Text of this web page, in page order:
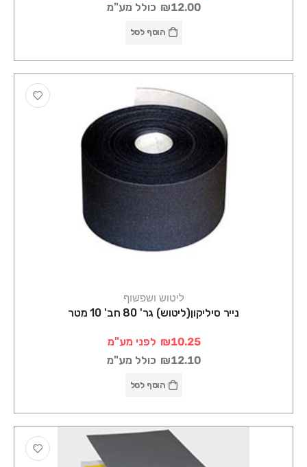
₪12.00 כולל מע"מ
הוסף לסל
ליטוש ושפשוף
נייר סיליקון(ליטוש) גר' 80 חב' 10 מטר
₪10.25 לפני מע"מ
₪12.10 כולל מע"מ
הוסף לסל